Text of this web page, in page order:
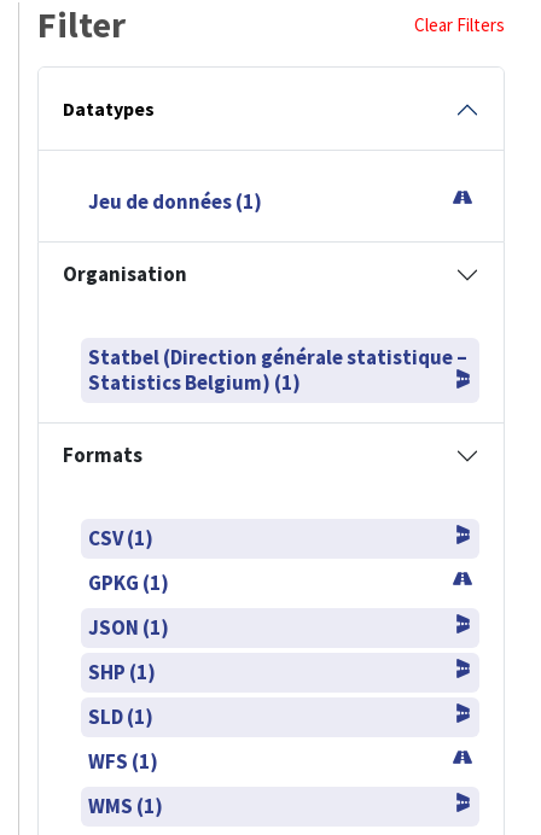
Filter Clear Filters
Datatypes
Jeu de données (1)
Organisation
Statbel (Direction générale statistique –
Statistics Belgium) (1)
Formats
CSV (1)
GPKG (1)
JSON (1)
SHP (1)
SLD (1)
WFS (1)
WMS (1)